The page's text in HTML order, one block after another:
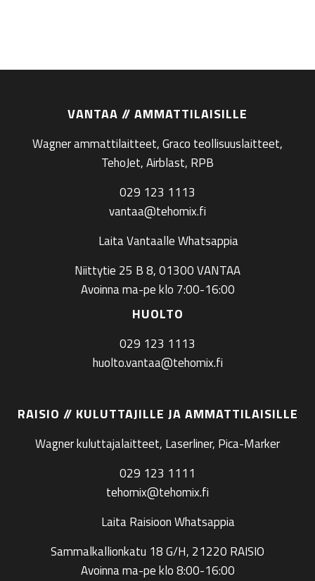
VANTAA // AMMATTILAISILLE
Wagner ammattilaitteet, Graco teollisuuslaitteet,
TehoJet, Airblast, RPB
029 123 1113
vantaa@tehomix.fi
Laita Vantaalle Whatsappia
Niittytie 25 B 8, 01300 VANTAA
Avoinna ma-pe klo 7:00-16:00
HUOLTO
029 123 1113
huolto.vantaa@tehomix.fi
RAISIO // KULUTTAJILLE JA AMMATTILAISILLE
Wagner kuluttajalaitteet, Laserliner, Pica-Marker
029 123 1111
tehomix@tehomix.fi
Laita Raisioon Whatsappia
Sammalkallionkatu 18 G/H, 21220 RAISIO
Avoinna ma-pe klo 8:00-16:00